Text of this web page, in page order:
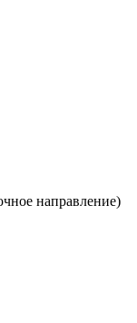
направление)